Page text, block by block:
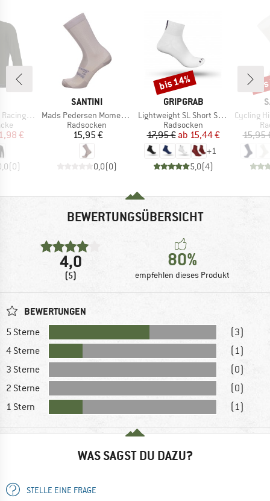
Jacket
Preis
€
(0)
MARKE
SANTINI
Artikel
Mads Pedersen Momentum Series Socks
Produktgruppe
Radsocken
Preis
15,95 €
0,0(0)
MARKE
GRIPGRAB
Artikel
Lightweight SL Short Sock
Produktgruppe
Radsocken
Preis
17,95 € reduzierter Preis
ab 15,44 €
+1
5,0(4)
Rabatt
bis 14%
Artikel
Cycling High
15,95
BEWERTUNGSÜBERSICHT
4,0
(5)
80%
empfehlen dieses Produkt
BEWERTUNGEN
5 Sterne
(3)
4 Sterne
(1)
3 Sterne
(0)
2 Sterne
(0)
1 Stern
(1)
WAS SAGST DU DAZU?
STELLE EINE FRAGE